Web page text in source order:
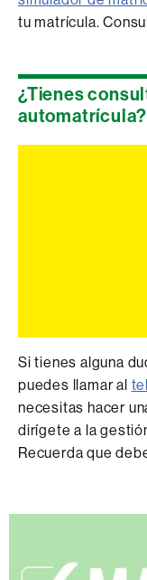
tu matrícula.
¿Tienes
automatrícula?
Si tienes alguna
puedes llamar al
necesitas hacer
dirígete a la
Recuerda que
Información